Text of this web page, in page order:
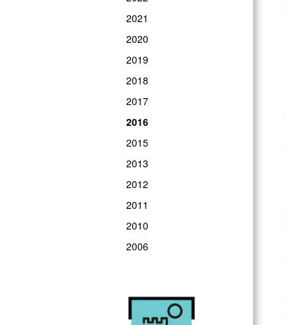
2021
2020
2019
2018
2017
2016
2015
2013
2012
2011
2010
2006